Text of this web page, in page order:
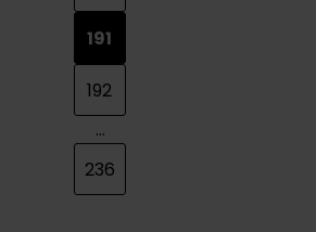
191
192
...
236